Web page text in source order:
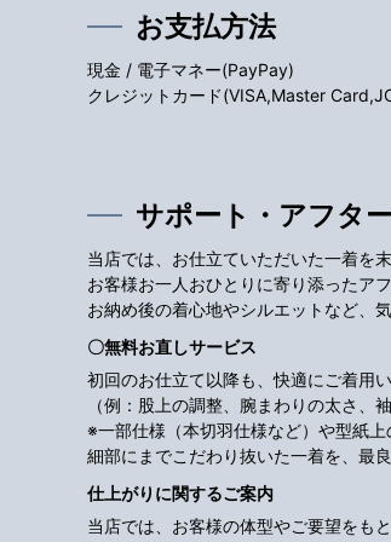
お支払方法
現金 / 電子マネー(PayPay)
クレジットカード(VISA,Master
サポート・アフタ
当店では、お仕立ていただいた一着を
お客様お一人おひとりに寄り添ったア
お納め後の着心地やシルエットなど、
〇無料お直しサービス
初回のお仕立て以降も、快適にご着用
（例：股上の調整、腕まわりの太さ、
※一部仕様（本切羽仕様など）や型紙
細部にまでこだわり抜いた一着を、最
仕上がりに関するご案内
当店では、お客様の体型やご要望をも